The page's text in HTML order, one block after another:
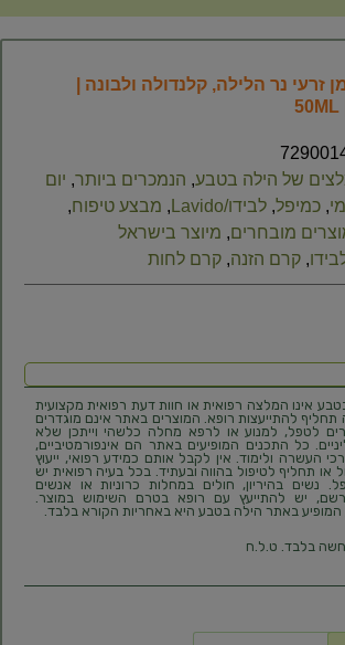
זרעי נר הלילה, קלנדולה ולבונה |
של הילה בטבע, הנמכרים ביותר, יום
, כמיפל, לבידו/Lavido , מבצע טיפוח,
מובחרים, מיוצר בישראל
, קרם הזנה, קרם לחות
אינו המלצה רפואית או חוות דעת רפואית מקצועית
תחליף להתייעצות רופא. המוצרים באתר אינם מוגדרים
לטפל, למנוע או לרפא מחלה כלשהי וייתכן שלא
כל התכנים המופיעים באתר הם אינפורמטיביים,
העשרה ולימוד. אין לקבל אותם כמידע רפואי, ייעוץ
או תחליף לטיפול בהווה ובעתיד. בכל בעיה רפואית יש
נשים בהיריון, חולים במחלות כרוניות או אנשים
יש להתייעץ עם רופא בטרם השימוש במוצר.
באתר הילה בטבע היא באחריות הקורא בלבד.
בלבד. ט.ל.ח